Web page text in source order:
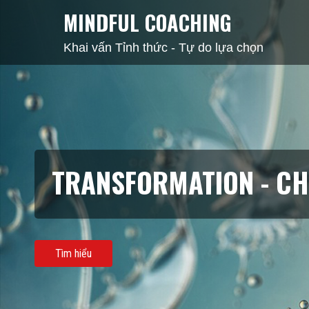
MINDFUL COACHING
Khai vấn Tỉnh thức - Tự do lựa chọn
MINDFULNESS - TỈNH
Tìm hiểu